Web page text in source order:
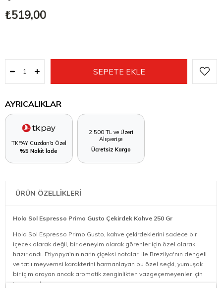
₺519,00
AYRICALIKLAR
TKPAY Cüzdan'a Özel
%5 Nakit İade
2.500 TL ve Üzeri
Alışverişe
Ücretsiz Kargo
ÜRÜN ÖZELLİKLERİ
Hola Sol Espresso Primo Gusto Çekirdek Kahve 250 Gr
Hola Sol Espresso Primo Gusto, kahve çekirdeklerini sadece bir
içecek olarak değil, bir deneyim olarak görenler için özel olarak
hazırlandı. Etiyopya'nın narin çiçeksi notaları ile Brezilya'nın dengeli
ve tatlı meyvemsi karakterini harmanlayan bu özel seçki, yumuşak
bir içim arayan ancak aromatik zenginlikten vazgeçemeyenler için
tasarlandı.